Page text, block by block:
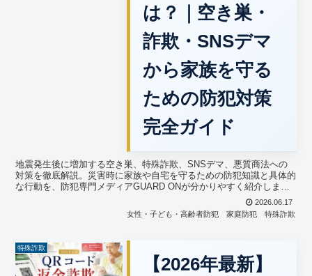
は？｜空き巣・
詐欺・SNSデマ
から家族を守る
ための防犯対策
完全ガイド
地震発生後に増加する空き巣、特殊詐欺、SNSデマ、悪質商法への
対策を徹底解説。災害時に家族や自宅を守るための防犯知識と具体的
な行動を、防犯専門メディアGUARD ONが分かりやすく紹介しま
2026.06.17
女性・子ども・高齢者防犯
家庭防犯 特殊詐欺
特殊詐欺
【2026年最新】